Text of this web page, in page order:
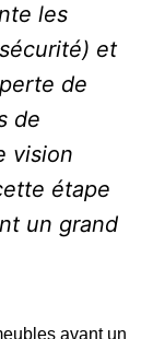
les
et
de
de
vision
étape
un grand
avant un